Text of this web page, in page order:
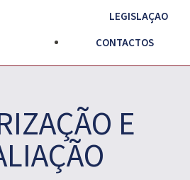
LEGISLAÇAO
CONTACTOS
E